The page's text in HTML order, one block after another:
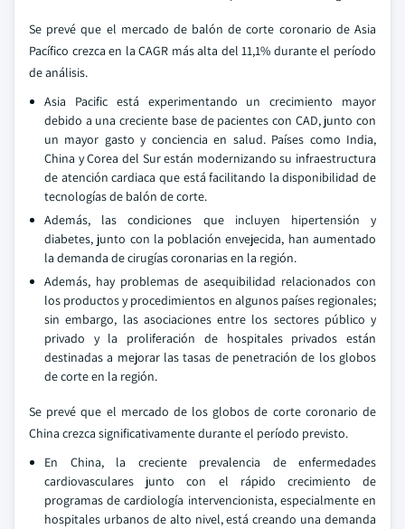
Se prevé que el mercado de balón de corte coronario de Asia
Pacífico crezca en la CAGR más alta del 11,1% durante el período
de análisis.
Asia Pacific está experimentando un crecimiento mayor
debido a una creciente base de pacientes con CAD, junto con
un mayor gasto y conciencia en salud. Países como India,
China y Corea del Sur están modernizando su infraestructura
de atención cardiaca que está facilitando la disponibilidad de
tecnologías de balón de corte.
Además, las condiciones que incluyen hipertensión y
diabetes, junto con la población envejecida, han aumentado
la demanda de cirugías coronarias en la región.
Además, hay problemas de asequibilidad relacionados con
los productos y procedimientos en algunos países regionales;
sin embargo, las asociaciones entre los sectores público y
privado y la proliferación de hospitales privados están
destinadas a mejorar las tasas de penetración de los globos
de corte en la región.
Se prevé que el mercado de los globos de corte coronario de
China crezca significativamente durante el período previsto.
En China, la creciente prevalencia de enfermedades
cardiovasculares junto con el rápido crecimiento de
programas de cardiología intervencionista, especialmente en
hospitales urbanos de alto nivel, está creando una demanda